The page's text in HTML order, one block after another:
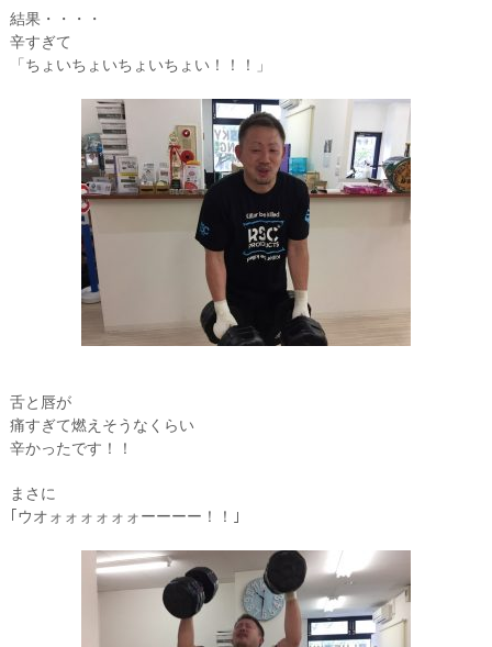
結果・・・・
辛すぎて
「ちょいちょいちょいちょい！！！」
舌と唇が
痛すぎて燃えそうなくらい
辛かったです！！
まさに
｢ウオォォォォォォーーーー！！｣